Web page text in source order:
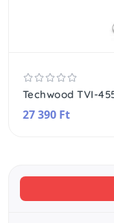
27 390 Ft